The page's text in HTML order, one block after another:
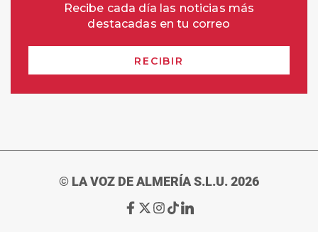
© LA VOZ DE ALMERÍA S.L.U. 2026
Ir
Ir
Ir Ir Ir